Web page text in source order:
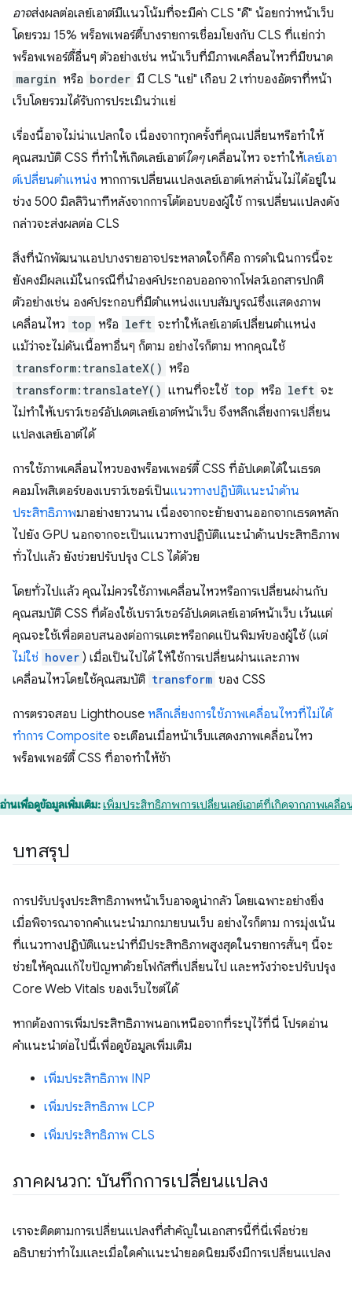
อาจส่งผลต่อเลย์เอาต์มีแนวโน้มที่จะมีค่า CLS "ดี" น้อยกว่าหน้าเว็บ
โดยรวม 15% พร็อพเพอร์ตี้บางรายการเชื่อมโยงกับ CLS ที่แย่กว่า
พร็อพเพอร์ตี้อื่นๆ ตัวอย่างเช่น หน้าเว็บที่มีภาพเคลื่อนไหวที่มีขนาด
margin หรือ border มี CLS "แย่" เกือบ 2 เท่าของอัตราที่หน้า
เว็บโดยรวมได้รับการประเมินว่าแย่
เรื่องนี้อาจไม่น่าแปลกใจ เนื่องจากทุกครั้งที่คุณเปลี่ยนหรือทำให้
คุณสมบัติ CSS ที่ทำให้เกิดเลย์เอาต์ใดๆเคลื่อนไหว จะทำให้เลย์เอา
ต์เปลี่ยนตำแหน่ง หากการเปลี่ยนแปลงเลย์เอาต์เหล่านั้นไม่ได้อยู่ใน
ช่วง 500 มิลลิวินาทีหลังจากการโต้ตอบของผู้ใช้ การเปลี่ยนแปลงดัง
กล่าวจะส่งผลต่อ CLS
สิ่งที่นักพัฒนาแอปบางรายอาจประหลาดใจก็คือ การดำเนินการนี้จะ
ยังคงมีผลแม้ในกรณีที่นำองค์ประกอบออกจากโฟลว์เอกสารปกติ
ตัวอย่างเช่น องค์ประกอบที่มีตำแหน่งแบบสัมบูรณ์ซึ่งแสดงภาพ
เคลื่อนไหว top หรือ left จะทําให้เลย์เอาต์เปลี่ยนตำแหน่ง
แม้ว่าจะไม่ดันเนื้อหาอื่นๆ ก็ตาม อย่างไรก็ตาม หากคุณใช้
transform:translateX() หรือ
transform:translateY() แทนที่จะใช้ top หรือ left จะ
ไม่ทําให้เบราว์เซอร์อัปเดตเลย์เอาต์หน้าเว็บ จึงหลีกเลี่ยงการเปลี่ยน
แปลงเลย์เอาต์ได้
การใช้ภาพเคลื่อนไหวของพร็อพเพอร์ตี้ CSS ที่อัปเดตได้ในเธรด
คอมโพสิเตอร์ของเบราว์เซอร์เป็นแนวทางปฏิบัติแนะนำด้าน
ประสิทธิภาพมาอย่างยาวนาน เนื่องจากจะย้ายงานออกจากเธรดหลัก
ไปยัง GPU นอกจากจะเป็นแนวทางปฏิบัติแนะนำด้านประสิทธิภาพ
ทั่วไปแล้ว ยังช่วยปรับปรุง CLS ได้ด้วย
โดยทั่วไปแล้ว คุณไม่ควรใช้ภาพเคลื่อนไหวหรือการเปลี่ยนผ่านกับ
คุณสมบัติ CSS ที่ต้องใช้เบราว์เซอร์อัปเดตเลย์เอาต์หน้าเว็บ เว้นแต่
คุณจะใช้เพื่อตอบสนองต่อการแตะหรือกดแป้นพิมพ์ของผู้ใช้ (แต่
ไม่ใช่ hover ) เมื่อเป็นไปได้ ให้ใช้การเปลี่ยนผ่านและภาพ
เคลื่อนไหวโดยใช้คุณสมบัติ transform ของ CSS
การตรวจสอบ Lighthouse หลีกเลี่ยงการใช้ภาพเคลื่อนไหวที่ไม่ได้
ทำการ Composite จะเตือนเมื่อหน้าเว็บแสดงภาพเคลื่อนไหว
พร็อพเพอร์ตี้ CSS ที่อาจทําให้ช้า
อ่านเพื่อดูข้อมูลเพิ่มเติม:เพิ่มประสิทธิภาพการเปลี่ยนเลย์เอาต์ที่เกิดจากภาพเคลื่อ
บทสรุป
การปรับปรุงประสิทธิภาพหน้าเว็บอาจดูน่ากลัว โดยเฉพาะอย่างยิ่ง
เมื่อพิจารณาจากคําแนะนํามากมายบนเว็บ อย่างไรก็ตาม การมุ่งเน้น
ที่แนวทางปฏิบัติแนะนำที่มีประสิทธิภาพสูงสุดในรายการสั้นๆ นี้จะ
ช่วยให้คุณแก้ไขปัญหาด้วยโฟกัสที่เปลี่ยนไป และหวังว่าจะปรับปรุง
Core Web Vitals ของเว็บไซต์ได้
หากต้องการเพิ่มประสิทธิภาพนอกเหนือจากที่ระบุไว้ที่นี่ โปรดอ่าน
คําแนะนําต่อไปนี้เพื่อดูข้อมูลเพิ่มเติม
เพิ่มประสิทธิภาพ INP
เพิ่มประสิทธิภาพ LCP
เพิ่มประสิทธิภาพ CLS
ภาคผนวก: บันทึกการเปลี่ยนแปลง
เราจะติดตามการเปลี่ยนแปลงที่สำคัญในเอกสารนี้ที่นี่เพื่อช่วย
อธิบายว่าทำไมและเมื่อใดคำแนะนำยอดนิยมจึงมีการเปลี่ยนแปลง